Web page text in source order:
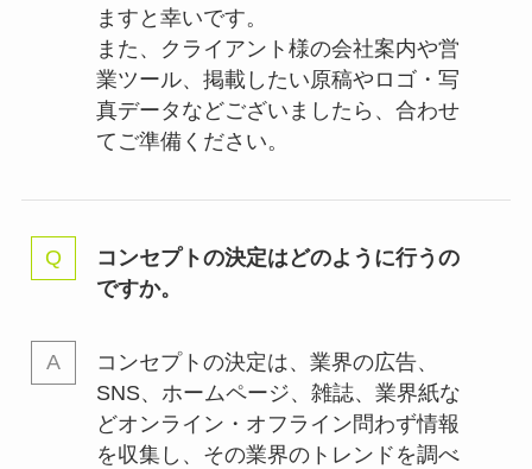
ますと幸いです。
また、クライアント様の会社案内や営
業ツール、掲載したい原稿やロゴ・写
真データなどございましたら、合わせ
てご準備ください。
コンセプトの決定はどのように行うの
ですか。
コンセプトの決定は、業界の広告、
SNS、ホームページ、雑誌、業界紙な
どオンライン・オフライン問わず情報
を収集し、その業界のトレンドを調べ